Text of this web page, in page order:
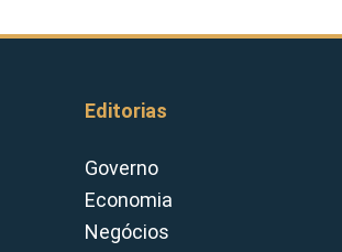
Editorias
Governo
Economia
Negócios